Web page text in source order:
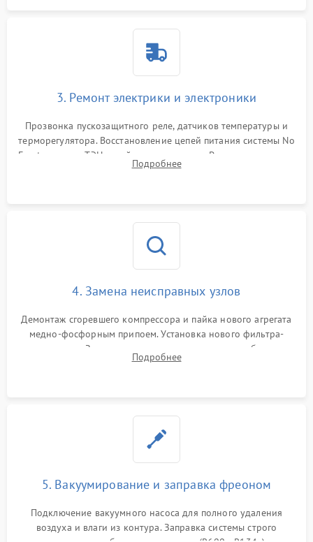
3. Ремонт электрики и электроники
Прозвонка пускозащитного реле, датчиков температуры и
терморегулятора. Восстановление цепей питания системы No
Frost, включая ТЭН оттайки и вентилятор. Ремонт или замена
платы управления при сбоях алгоритмов.
Подробнее
4. Замена неисправных узлов
Демонтаж сгоревшего компрессора и пайка нового агрегата
медно-фосфорным припоем. Установка нового фильтра-
осушителя. Замена изношенных вентиляторов обдува,
сломанных заслонок или поврежденных дверных петель.
Подробнее
5. Вакуумирование и заправка фреоном
Подключение вакуумного насоса для полного удаления
воздуха и влаги из контура. Заправка системы строго